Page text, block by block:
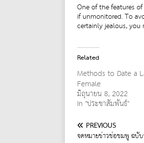
One of the features
if unmonitored. To
certainly jealous,
Related
Methods to Date a
Female
มิถุนายน 8, 2022
In "ประชาสัมพันธ์"
PREVIOUS
จดหมายข่าวช่อชมพู ฉบั